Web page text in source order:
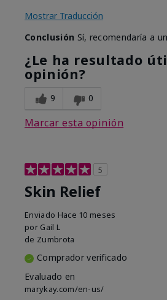
Mostrar Traducción
Conclusión Sí, recomendaría a
¿Le ha resultado
opinión?
9 0
Marcar esta opinión
5
Skin Relief
Enviado Hace 10 meses
por Gail L
de Zumbrota
Comprador verificado
Evaluado en
marykay.com/en-us/